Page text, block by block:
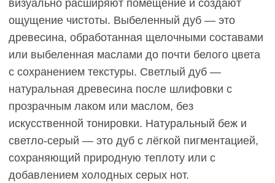
тёмный. Светлотность 10–30%, они поглощают
свет и создают контраст в пространстве.
тёплым подтоном, графитовый — холодный
серо-чёрный с выраженной текстурой древесины,
венге — экзотическая тёмно-коричневая порода с
почти чёрными прожилками (редко используется,
дорогая).
этих оттенков благодаря технологиям тонировки
и обработки. Например, у нас в AnticWood можно
выбрать дубовую инженерную доску от
выбеленного до графитового оттенка с
возможностью индивидуальной тонировки под